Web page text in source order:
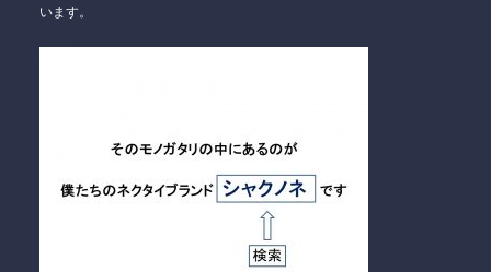
います。